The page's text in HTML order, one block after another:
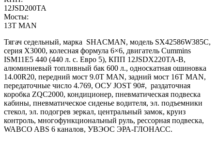
12JSD200TA
Мосты:
13T MAN
Тягач седельный, марка SHACMAN, модель SX42586W385C,
серия Х3000, колесная формула 6×6, двигатель Cummins
ISM11E5 440 (440 л. с. Евро 5), КПП 12JSDX220TA-B,
алюминиевый топливный бак 600 л., односкатная ошиновка
14.00R20, передний мост 9.0T MAN, задний мост 16T MAN,
передаточные число 4.769, ОСУ JOST 90#, раздаточная
коробка ZQC2000, кондиционер, пневматическая подвеска
кабины, пневматическое сиденье водителя, эл. подъемники
стекол, эл. подогрев зеркал, центральный замок, круиз
контроль, многофункциональный руль, рессорная подвеска,
WABCO ABS 6 каналов, УВЭОС ЭРА-ГЛОНАСС.